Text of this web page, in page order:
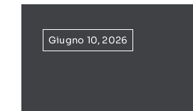
Giugno 10, 2026